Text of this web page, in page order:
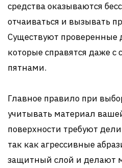
средства оказываются
отчаиваться и вызывать
Существуют
которые справятся даже
пятнами.
Главное правило при
учитывать материал
поверхности требуют
так как агрессивные
защитный слой и делают